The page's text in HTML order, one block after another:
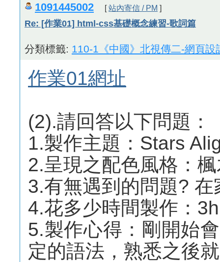
1091445002 [站內寄信 / PM ]
Re: [作業01] html-css基礎概念練習-歌詞篇
分類標籤: 110-1《中國》北視傳二-網頁設
作業01網址
(2).請回答以下問題：
1.製作主題：Stars
2.呈現之配色風格：
3.有無遇到的問題?
4.花多少時間製作：3h
5.製作心得：剛開始
定的語法，熟悉之後